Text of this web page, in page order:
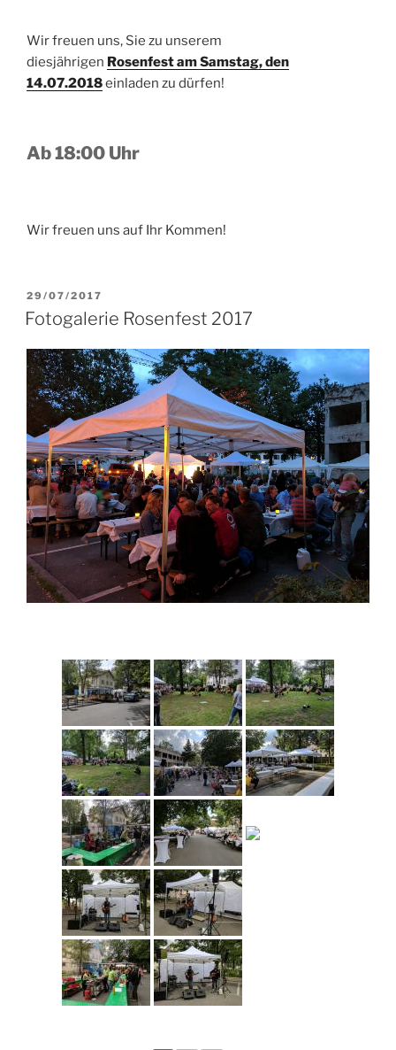
Wir freuen uns, Sie zu unserem
diesjährigen Rosenfest am Samstag, den
14.07.2018einladen zu dürfen!
Ab 18:00 Uhr
Wir freuen uns auf Ihr Kommen!
VERÖFFENTLICHT
AM
29/07/2017
Fotogalerie Rosenfest 2017